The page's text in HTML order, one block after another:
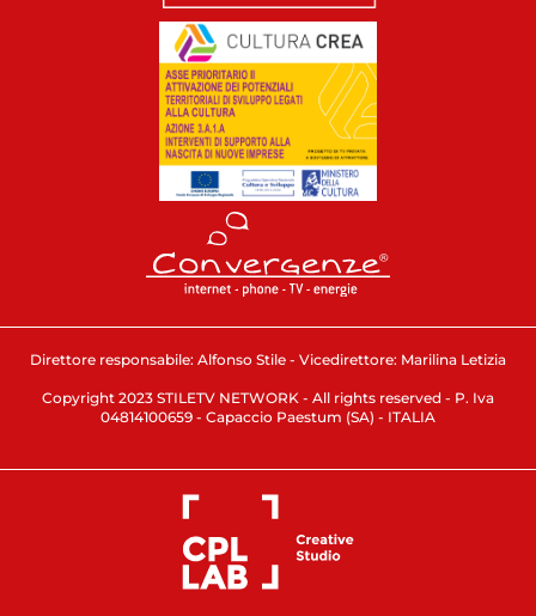
Direttore responsabile: Alfonso Stile - Vicedirettore: Marilina Letizia
Copyright 2023 STILETV NETWORK - All rights reserved - P. Iva
04814100659 - Capaccio Paestum (SA) - ITALIA